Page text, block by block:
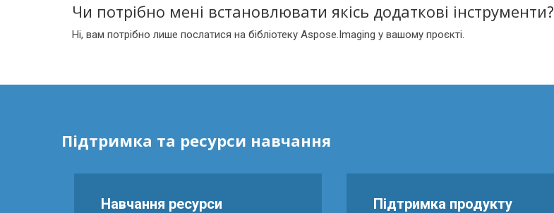
Чи потрібно мені встановлювати якісь додаткові інструменти?
Ні, вам потрібно лише послатися на бібліотеку Aspose.Imaging у вашому проєкті.
Підтримка та ресурси навчання
Навчання ресурси Підтримка продукту